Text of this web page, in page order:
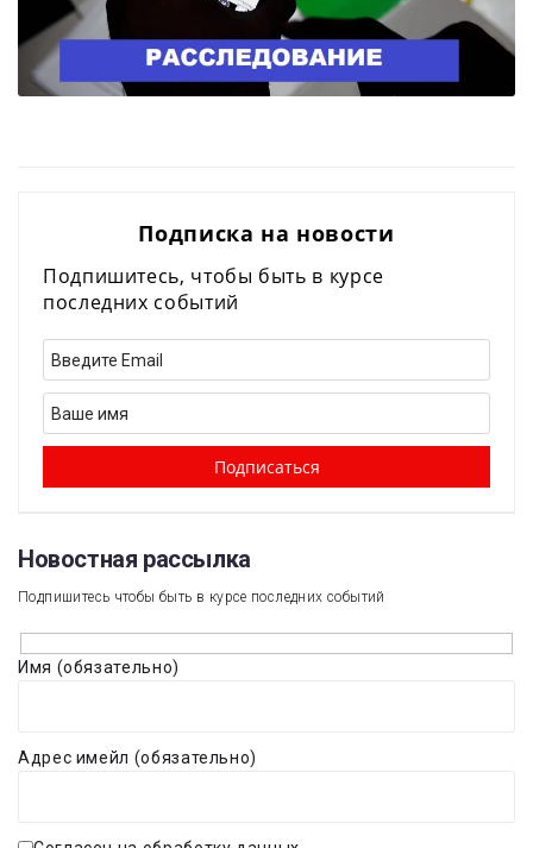
Подписка на новости
Подпишитесь, чтобы быть в курсе
последних событий
Новостная рассылка​
Подпишитесь чтобы быть в курсе последних событий
Имя (обязательно)
Адрес имейл (обязательно)